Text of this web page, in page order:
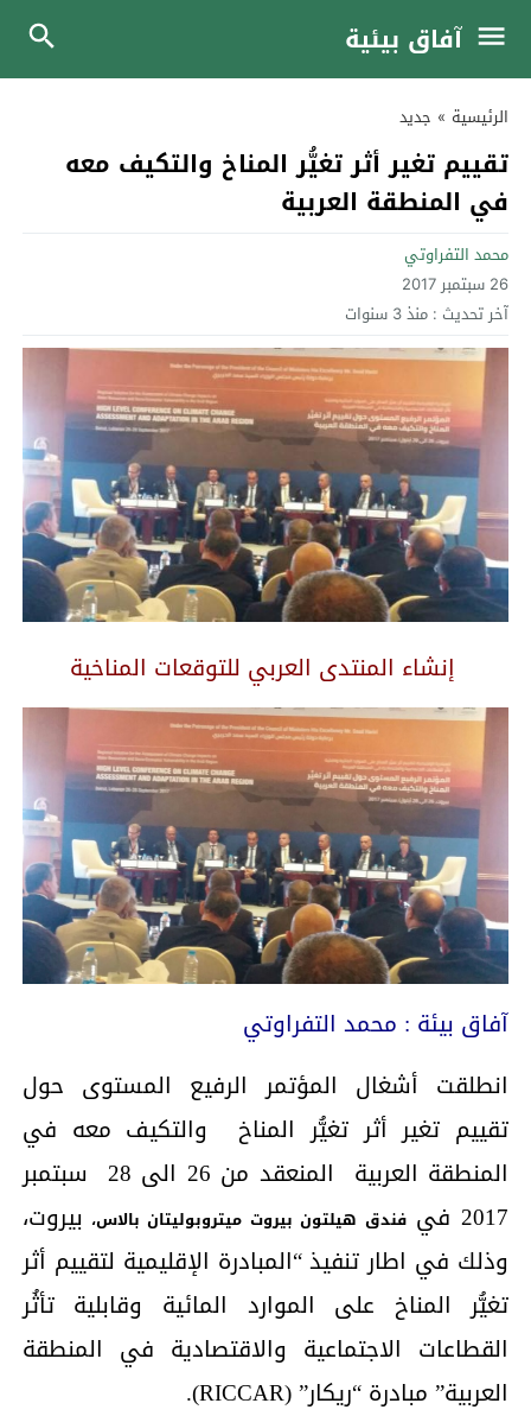
آفاق بيئية
الرئيسية » جديد
تقييم تغير أثر تغيُّر المناخ والتكيف معه
في المنطقة العربية
محمد التفراوتي
26 سبتمبر 2017
آخر تحديث : منذ 3 سنوات
إنشاء المنتدى العربي للتوقعات المناخية
آفاق بيئة : محمد التفراوتي
انطلقت أشغال المؤتمر الرفيع المستوى حول
تقييم تغير أثر تغيُّر المناخ والتكيف معه في
المنطقة العربية المنعقد من 26 الى 28 سبتمبر
2017 في
فندق هيلتون بيروت ميتروبوليتان بالاس، بيروت،
وذلك في اطار تنفيذ “المبادرة الإقليمية لتقييم أثر
تغيُّر المناخ على الموارد المائية وقابلية تأثُر
القطاعات الاجتماعية والاقتصادية في المنطقة
العربية” مبادرة “ريكار”(
RICCAR).